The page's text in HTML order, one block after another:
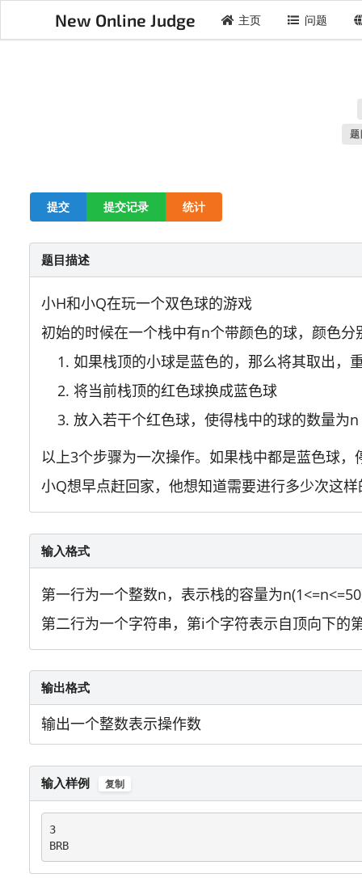
New Online Judge 主页 问题
题
提交 提交记录 统计
题目描述
小H和小Q在玩一个双色球的游戏
初始的时候在一个栈中有n个带颜色的球，颜色
如果栈顶的小球是蓝色的，那么将其取出，
将当前栈顶的红色球换成蓝色球
放入若干个红色球，使得栈中的球的数量为n
以上3个步骤为一次操作。如果栈中都是蓝色球，
小Q想早点赶回家，他想知道需要进行多少次这
输入格式
第一行为一个整数n，表示栈的容量为
第二行为一个字符串，第i个字符表示自顶向下的
输出格式
输出一个整数表示操作数
输入样例 复制
3
BRB